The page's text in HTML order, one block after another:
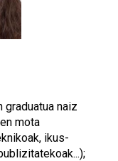
naiz
mota
ikus-